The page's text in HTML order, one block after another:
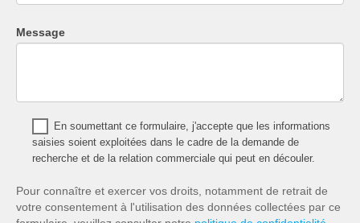
Message
En soumettant ce formulaire, j'accepte que les informations
saisies soient exploitées dans le cadre de la demande de
recherche et de la relation commerciale qui peut en découler.
Pour connaître et exercer vos droits, notamment de retrait de
votre consentement à l'utilisation des données collectées par ce